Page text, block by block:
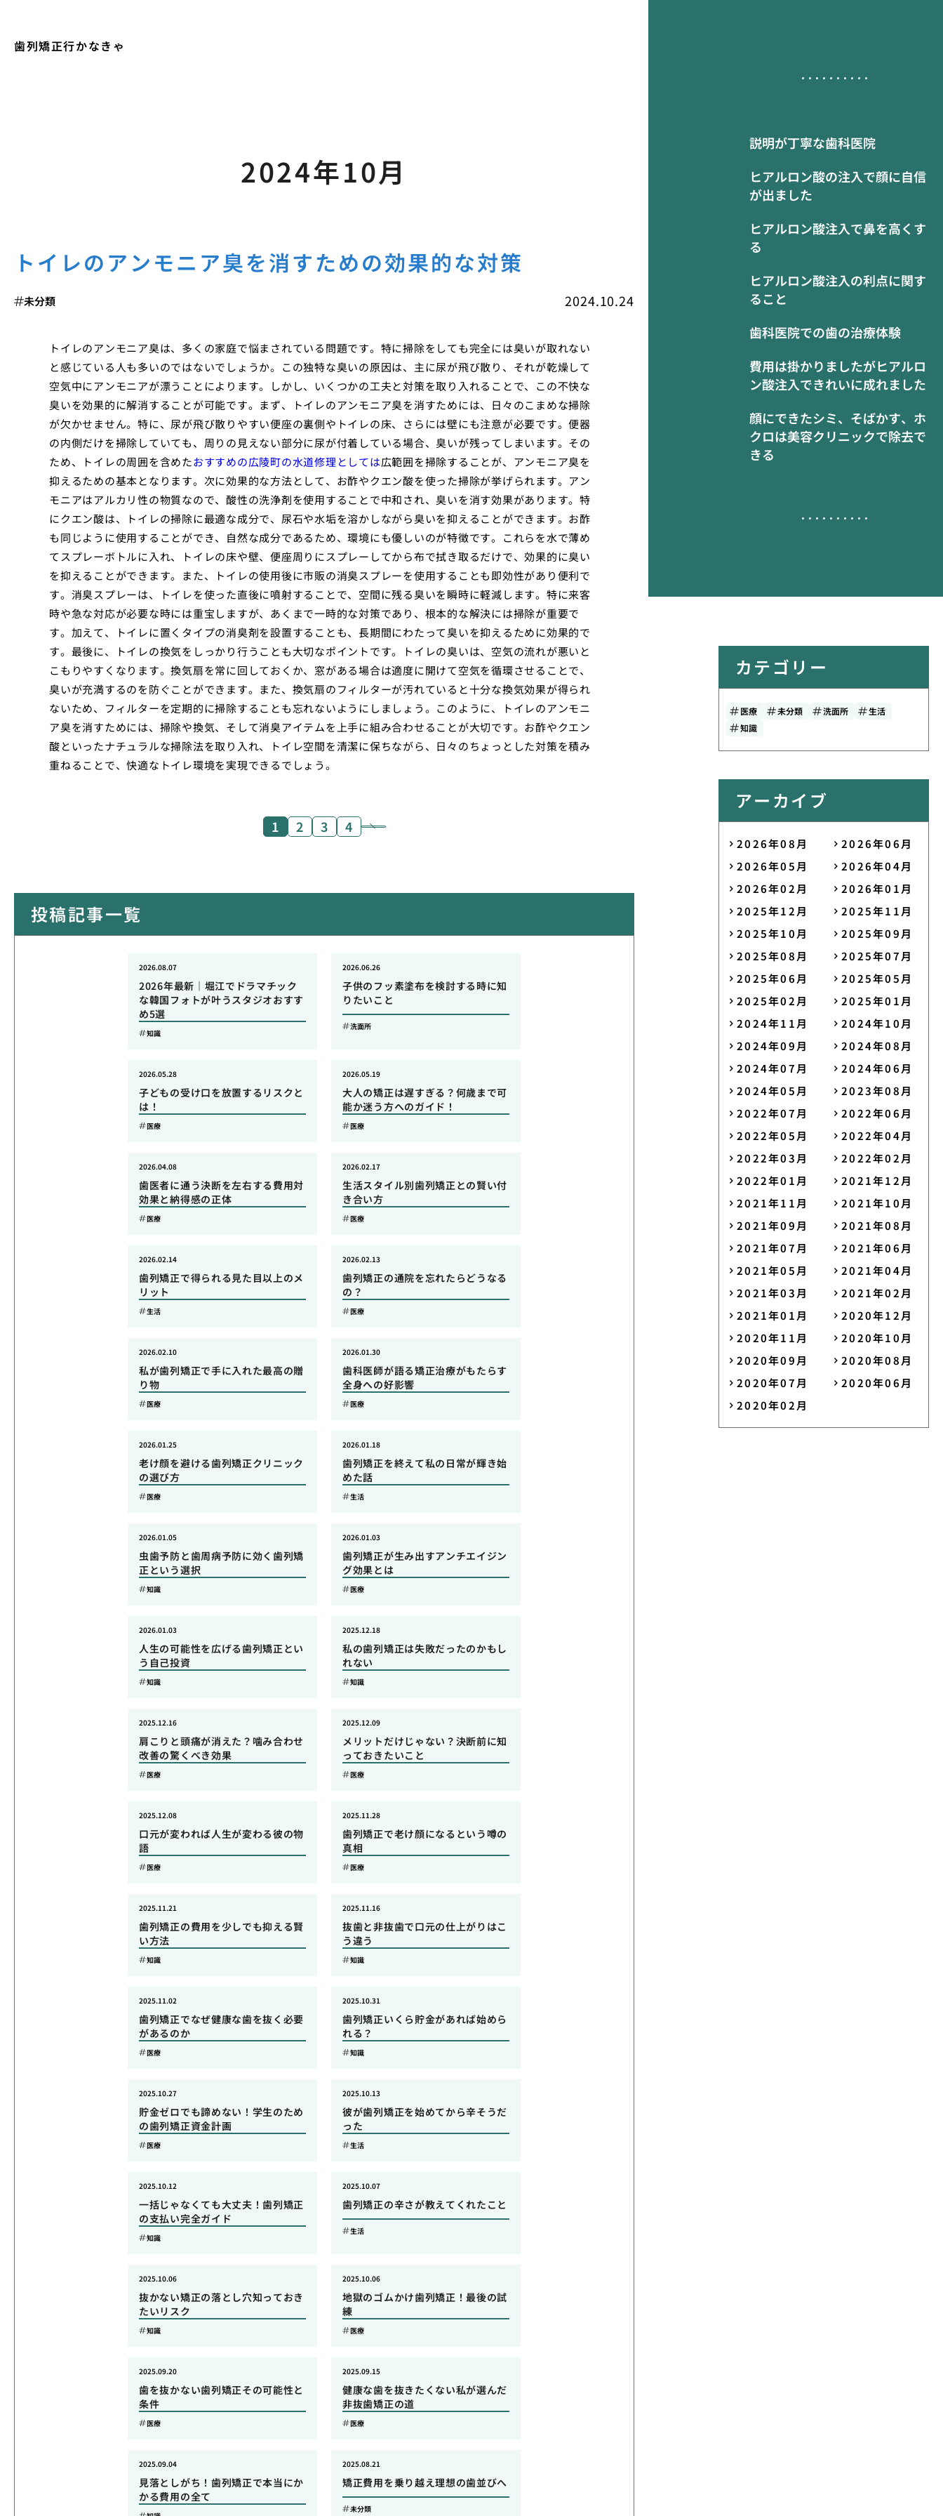
歯列矯正行かなきゃ
説明が丁寧な歯科医院
ヒアルロン酸の注入で顔に自信
が出ました
ヒアルロン酸注入で鼻を高くす
る
ヒアルロン酸注入の利点に関す
ること
歯科医院での歯の治療体験
費用は掛かりましたがヒアルロ
ン酸注入できれいに成れました
顔にできたシミ、そばかす、ホ
クロは美容クリニックで除去で
きる
2024年10月
トイレのアンモニア臭を消すための効果的な対策
2024.10.24
未分類
トイレのアンモニア臭は、多くの家庭で悩まされている問題です。特に掃除をしても完全には臭いが取れない
と感じている人も多いのではないでしょうか。この独特な臭いの原因は、主に尿が飛び散り、それが乾燥して
空気中にアンモニアが漂うことによります。しかし、いくつかの工夫と対策を取り入れることで、この不快な
臭いを効果的に解消することが可能です。まず、トイレのアンモニア臭を消すためには、日々のこまめな掃除
が欠かせません。特に、尿が飛び散りやすい便座の裏側やトイレの床、さらには壁にも注意が必要です。便器
の内側だけを掃除していても、周りの見えない部分に尿が付着している場合、臭いが残ってしまいます。その
ため、トイレの周囲を含めたおすすめの広陵町の水道修理としては広範囲を掃除することが、アンモニア臭を
抑えるための基本となります。次に効果的な方法として、お酢やクエン酸を使った掃除が挙げられます。アン
モニアはアルカリ性の物質なので、酸性の洗浄剤を使用することで中和され、臭いを消す効果があります。特
にクエン酸は、トイレの掃除に最適な成分で、尿石や水垢を溶かしながら臭いを抑えることができます。お酢
も同じように使用することができ、自然な成分であるため、環境にも優しいのが特徴です。これらを水で薄め
てスプレーボトルに入れ、トイレの床や壁、便座周りにスプレーしてから布で拭き取るだけで、効果的に臭い
を抑えることができます。また、トイレの使用後に市販の消臭スプレーを使用することも即効性があり便利で
す。消臭スプレーは、トイレを使った直後に噴射することで、空間に残る臭いを瞬時に軽減します。特に来客
時や急な対応が必要な時には重宝しますが、あくまで一時的な対策であり、根本的な解決には掃除が重要で
す。加えて、トイレに置くタイプの消臭剤を設置することも、長期間にわたって臭いを抑えるために効果的で
す。最後に、トイレの換気をしっかり行うことも大切なポイントです。トイレの臭いは、空気の流れが悪いと
こもりやすくなります。換気扇を常に回しておくか、窓がある場合は適度に開けて空気を循環させることで、
臭いが充満するのを防ぐことができます。また、換気扇のフィルターが汚れていると十分な換気効果が得られ
ないため、フィルターを定期的に掃除することも忘れないようにしましょう。このように、トイレのアンモニ
ア臭を消すためには、掃除や換気、そして消臭アイテムを上手に組み合わせることが大切です。お酢やクエン
酸といったナチュラルな掃除法を取り入れ、トイレ空間を清潔に保ちながら、日々のちょっとした対策を積み
重ねることで、快適なトイレ環境を実現できるでしょう。
1 2 3 4
投稿記事一覧
2026年最新｜堀江でドラマチック
な韓国フォトが叶うスタジオおすす
め5選
2026.08.07
知識
子供のフッ素塗布を検討する時に知
りたいこと
2026.06.26
洗面所
子どもの受け口を放置するリスクと
は！
2026.05.28
医療
大人の矯正は遅すぎる？何歳まで可
能か迷う方へのガイド！
2026.05.19
医療
歯医者に通う決断を左右する費用対
効果と納得感の正体
2026.04.08
医療
生活スタイル別歯列矯正との賢い付
き合い方
2026.02.17
医療
歯列矯正で得られる見た目以上のメ
リット
2026.02.14
生活
歯列矯正の通院を忘れたらどうなる
の？
2026.02.13
医療
私が歯列矯正で手に入れた最高の贈
り物
2026.02.10
医療
歯科医師が語る矯正治療がもたらす
全身への好影響
2026.01.30
医療
老け顔を避ける歯列矯正クリニック
の選び方
2026.01.25
医療
歯列矯正を終えて私の日常が輝き始
めた話
2026.01.18
生活
虫歯予防と歯周病予防に効く歯列矯
正という選択
2026.01.05
知識
歯列矯正が生み出すアンチエイジン
グ効果とは
2026.01.03
医療
人生の可能性を広げる歯列矯正とい
う自己投資
2026.01.03
知識
私の歯列矯正は失敗だったのかもし
れない
2025.12.18
知識
肩こりと頭痛が消えた？噛み合わせ
改善の驚くべき効果
2025.12.16
医療
メリットだけじゃない？決断前に知
っておきたいこと
2025.12.09
医療
口元が変われば人生が変わる彼の物
語
2025.12.08
医療
歯列矯正で老け顔になるという噂の
真相
2025.11.28
医療
歯列矯正の費用を少しでも抑える賢
い方法
2025.11.21
知識
抜歯と非抜歯で口元の仕上がりはこ
う違う
2025.11.16
知識
歯列矯正でなぜ健康な歯を抜く必要
があるのか
2025.11.02
医療
歯列矯正いくら貯金があれば始めら
れる？
2025.10.31
知識
貯金ゼロでも諦めない！学生のため
の歯列矯正資金計画
2025.10.27
医療
彼が歯列矯正を始めてから辛そうだ
った
2025.10.13
生活
一括じゃなくても大丈夫！歯列矯正
の支払い完全ガイド
2025.10.12
知識
歯列矯正の辛さが教えてくれたこと
2025.10.07
生活
抜かない矯正の落とし穴知っておき
たいリスク
2025.10.06
知識
地獄のゴムかけ歯列矯正！最後の試
練
2025.10.06
医療
歯を抜かない歯列矯正その可能性と
条件
2025.09.20
医療
健康な歯を抜きたくない私が選んだ
非抜歯矯正の道
2025.09.15
医療
見落としがち！歯列矯正で本当にか
かる費用の全て
2025.09.04
矯正費用を乗り越え理想の歯並びへ
2025.08.21
未分類
カテゴリー
医療 未分類 洗面所
生活
知識
アーカイブ
2026年08月
2026年06月
2026年05月
2026年04月
2026年02月
2026年01月
2025年12月
2025年11月
2025年10月
2025年09月
2025年08月
2025年07月
2025年06月
2025年05月
2025年02月
2025年01月
2024年11月
2024年10月
2024年09月
2024年08月
2024年07月
2024年06月
2024年05月
2023年08月
2022年07月
2022年06月
2022年05月
2022年04月
2022年03月
2022年02月
2022年01月
2021年12月
2021年11月
2021年10月
2021年09月
2021年08月
2021年07月
2021年06月
2021年05月
2021年04月
2021年03月
2021年02月
2021年01月
2020年12月
2020年11月
2020年10月
2020年09月
2020年08月
2020年07月
2020年06月
2020年02月